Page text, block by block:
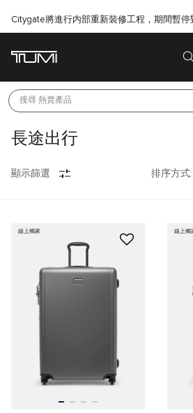
Citygate將進行内部重新裝修工程，期間暫停
搜尋 熱賣產品
長途出行
顯示篩選 排序方式:
線上獨家 線上獨